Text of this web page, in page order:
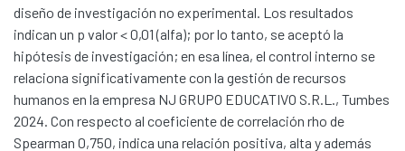
diseño de investigación no experimental. Los resultados
indican un p valor < 0,01 (alfa); por lo tanto, se aceptó la
hipótesis de investigación; en esa línea, el control interno se
relaciona significativamente con la gestión de recursos
humanos en la empresa NJ GRUPO EDUCATIVO S.R.L., Tumbes
2024. Con respecto al coeficiente de correlación rho de
Spearman 0,750, indica una relación positiva, alta y además